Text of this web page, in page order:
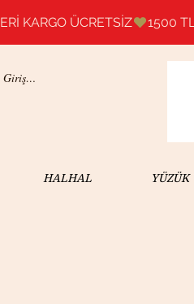
Giriş Yap
HALHAL YÜZÜK